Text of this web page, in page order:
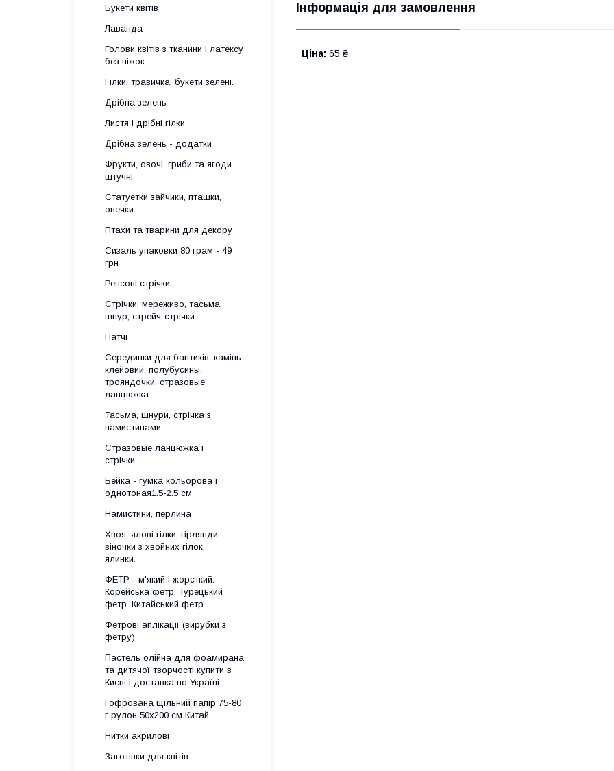
Інформація для замовлення
Ціна: 65 ₴
Букети квітів
Лаванда
Голови квітів з тканини і латексу
без ніжок.
Гілки, травичка, букети зелені.
Дрібна зелень
Листя і дрібні гілки
Дрібна зелень - додатки
Фрукти, овочі, гриби та ягоди
штучні.
Статуетки зайчики, пташки,
овечки
Птахи та тварини для декору
Сизаль упаковки 80 грам - 49
грн
Репсові стрічки
Стрічки, мереживо, тасьма,
шнур, стрейч-стрічки
Патчі
Серединки для бантиків, камінь
клейовий, полубусины,
трояндочки, стразовые
ланцюжка.
Тасьма, шнури, стрічка з
намистинами.
Стразовые ланцюжка і
стрічки
Бейка - гумка кольорова і
однотоная1.5-2.5 см
Намистини, перлина
Хвоя, ялові гілки, гірлянди,
віночки з хвойних гілок,
ялинки.
ФЕТР - м'який і жорсткий.
Корейська фетр. Турецький
фетр. Китайський фетр.
Фетрові аплікації (вирубки з
фетру)
Пастель олійна для фоамирана
та дитячої творчості купити в
Києві і доставка по Україні.
Гофрована щільний папір 75-80
г рулон 50х200 см Китай
Нитки акрилові
Заготівки для квітів